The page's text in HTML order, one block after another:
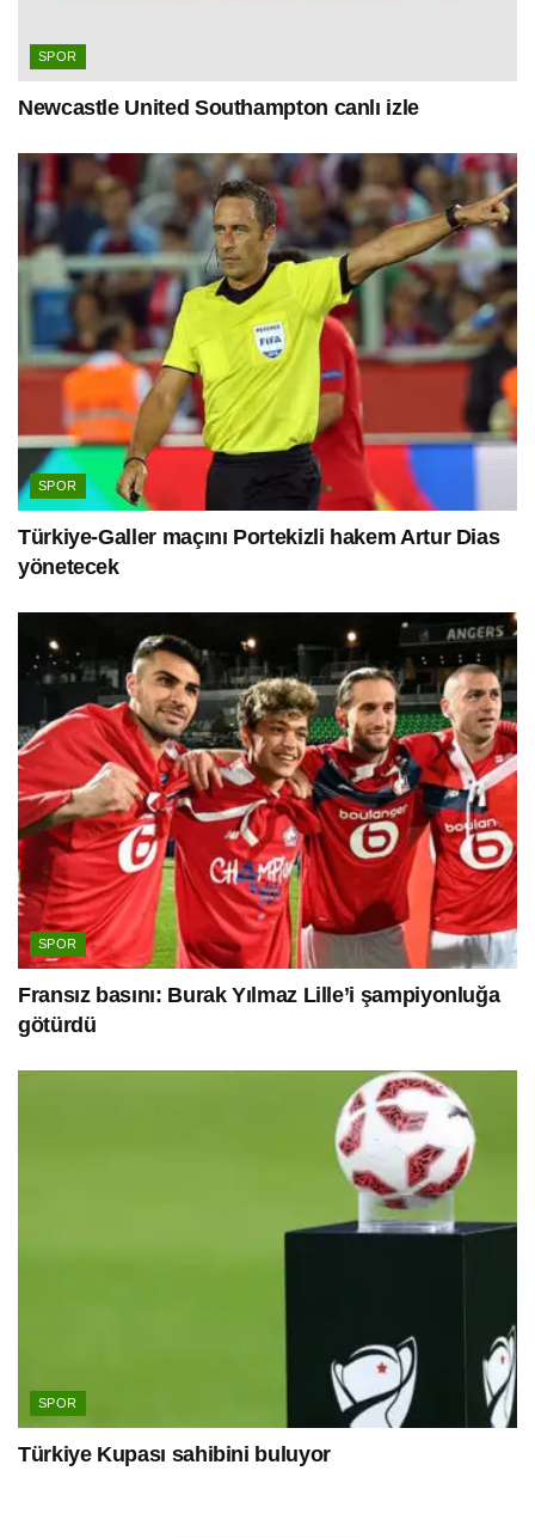
SPOR
Newcastle United Southampton canlı izle
SPOR
Türkiye-Galler maçını Portekizli hakem Artur Dias
yönetecek
SPOR
Fransız basını: Burak Yılmaz Lille’i şampiyonluğa
götürdü
SPOR
Türkiye Kupası sahibini buluyor